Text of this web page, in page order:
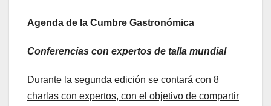
Agenda de la Cumbre Gastronómica
Conferencias con expertos de talla mundial
Durante la segunda edición se contará con 8
charlas con expertos, con el objetivo de compartir